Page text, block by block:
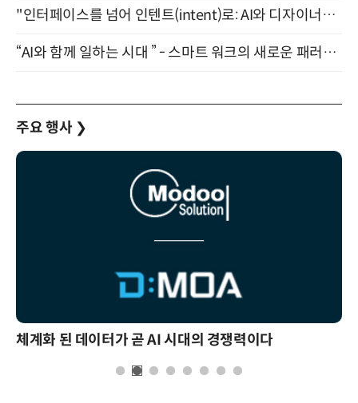
"인터페이스를 넘어 인텐트(intent)로: AI와 디자이너가 함께 만드는 공존의 UX" 강남역 (9/2)
“AI와 함께 일하는 시대 ” - 스마트 워크의 새로운 패러다임 (9/11)
주요 행사 ❯
체계화 된 데이터가 곧 AI 시대의 경쟁력이다